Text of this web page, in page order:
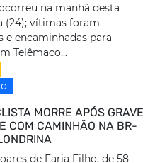
na manhã desta
(24); vítimas foram
e encaminhadas para
Telêmaco...
MORRE APÓS GRAVE
COM CAMINHÃO NA BR-
de Faria Filho, de 58